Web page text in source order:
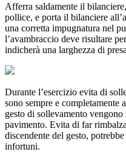
Afferra saldamente il
pollice, e porta il bilanciere
una corretta impugnatura nel
l’avambraccio deve risultare
indicherà una larghezza di
Durante l’esercizio evita di
sono sempre e completamente
gesto di sollevamento
pavimento. Evita di far
discendente del gesto,
infortuni.